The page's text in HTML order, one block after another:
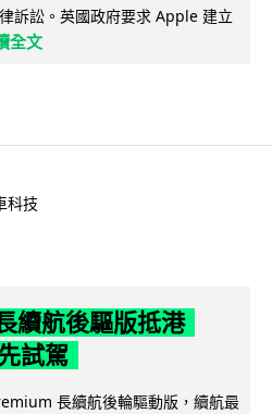
訴訟。英國政府要求 Apple 建立
全文
科技
續航後驅版抵港
試駕
長續航後輪驅動版，續航最